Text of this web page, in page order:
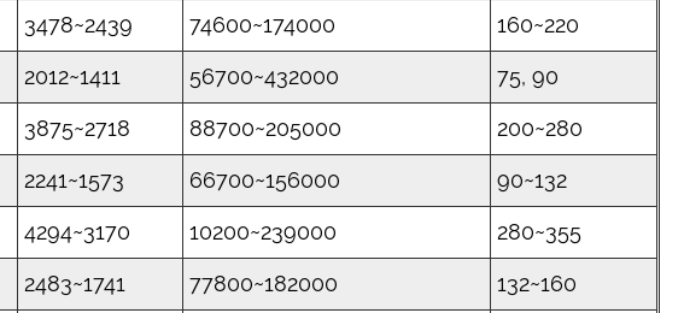
3478~2439 74600~174000 160~220
2012~1411 56700~432000 75, 90
3875~2718 88700~205000 200~280
2241~1573 66700~156000 90~132
4294~3170 10200~239000 280~355
2483~1741 77800~182000 132~160